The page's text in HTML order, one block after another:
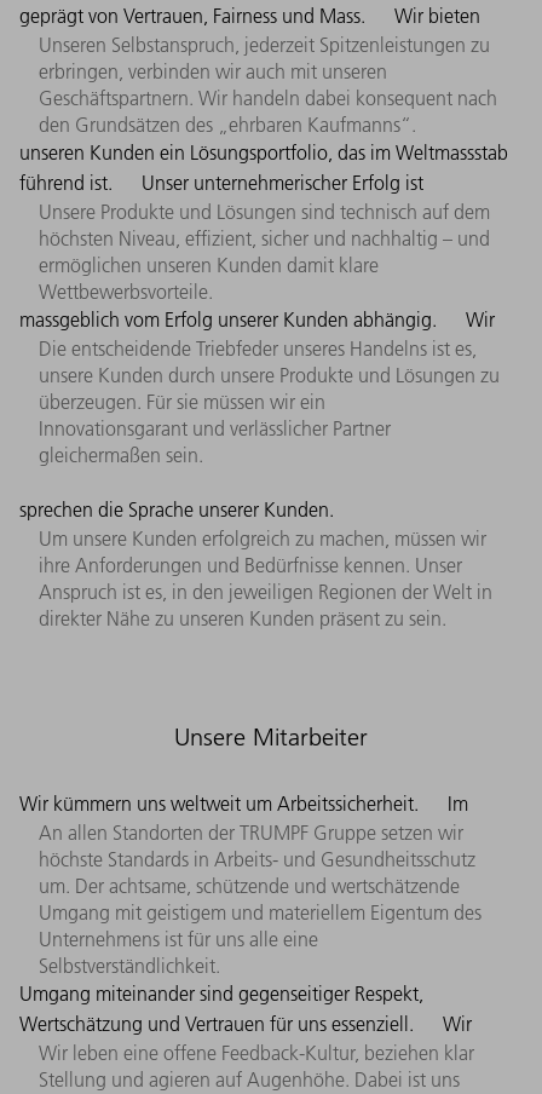
geprägt von Vertrauen, Fairness und Mass.
Unseren Selbstanspruch, jederzeit Spitzenleistungen zu
erbringen, verbinden wir auch mit unseren
Geschäftspartnern. Wir handeln dabei konsequent nach
den Grundsätzen des „ehrbaren Kaufmanns“.
Wir bieten
unseren Kunden ein Lösungsportfolio, das im Weltmassstab
führend ist.
Unsere Produkte und Lösungen sind technisch auf dem
höchsten Niveau, effizient, sicher und nachhaltig – und
ermöglichen unseren Kunden damit klare
Wettbewerbsvorteile.
Unser unternehmerischer Erfolg ist
massgeblich vom Erfolg unserer Kunden abhängig.
Die entscheidende Triebfeder unseres Handelns ist es,
unsere Kunden durch unsere Produkte und Lösungen zu
überzeugen. Für sie müssen wir ein
Innovationsgarant und verlässlicher Partner
gleichermaßen sein.
Wir
sprechen die Sprache unserer Kunden.
Um unsere Kunden erfolgreich zu machen, müssen wir
ihre Anforderungen und Bedürfnisse kennen. Unser
Anspruch ist es, in den jeweiligen Regionen der Welt in
direkter Nähe zu unseren Kunden präsent zu sein.
Unsere Mitarbeiter
Wir kümmern uns weltweit um Arbeitssicherheit.
An allen Standorten der TRUMPF Gruppe setzen wir
höchste Standards in Arbeits- und Gesundheitsschutz
um. Der achtsame, schützende und wertschätzende
Umgang mit geistigem und materiellem Eigentum des
Unternehmens ist für uns alle eine
Selbstverständlichkeit.
Im
Umgang miteinander sind gegenseitiger Respekt,
Wertschätzung und Vertrauen für uns essenziell.
Wir leben eine offene Feedback-Kultur, beziehen klar
Stellung und agieren auf Augenhöhe. Dabei ist uns
Wir